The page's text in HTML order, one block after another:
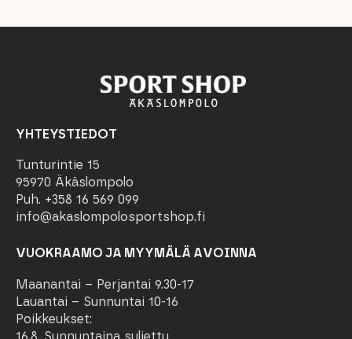
YHTEYSTIEDOT
Tunturintie 15
95970 Äkäslompolo
Puh. +358 16 569 099
info@akaslompolosportshop.fi
VUOKRAAMO JA MYYMÄLÄ AVOINNA
Maanantai – Perjantai 9.30-17
Lauantai – Sunnuntai 10-16
Poikkeukset: